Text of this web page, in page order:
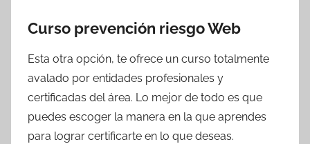
Curso prevención riesgo Web
Esta otra opción, te ofrece un curso totalmente
avalado por entidades profesionales y
certificadas del área. Lo mejor de todo es que
puedes escoger la manera en la que aprendes
para lograr certificarte en lo que deseas.